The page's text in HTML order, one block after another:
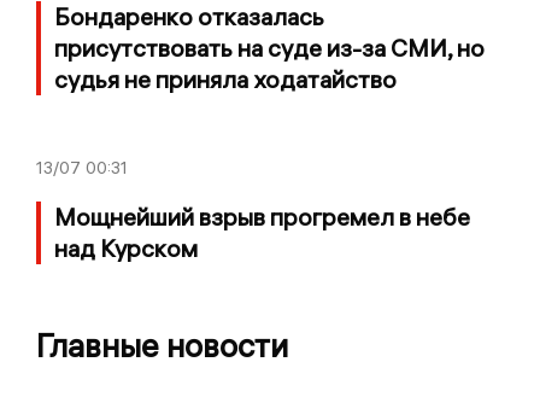
Бондаренко отказалась
присутствовать на суде из-за СМИ, но
судья не приняла ходатайство
13/07 00:31
Мощнейший взрыв прогремел в небе
над Курском
Главные новости